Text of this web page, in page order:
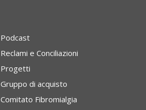
Podcast
Reclami e Conciliazioni
Progetti
Gruppo di acquisto
Comitato Fibromialgia